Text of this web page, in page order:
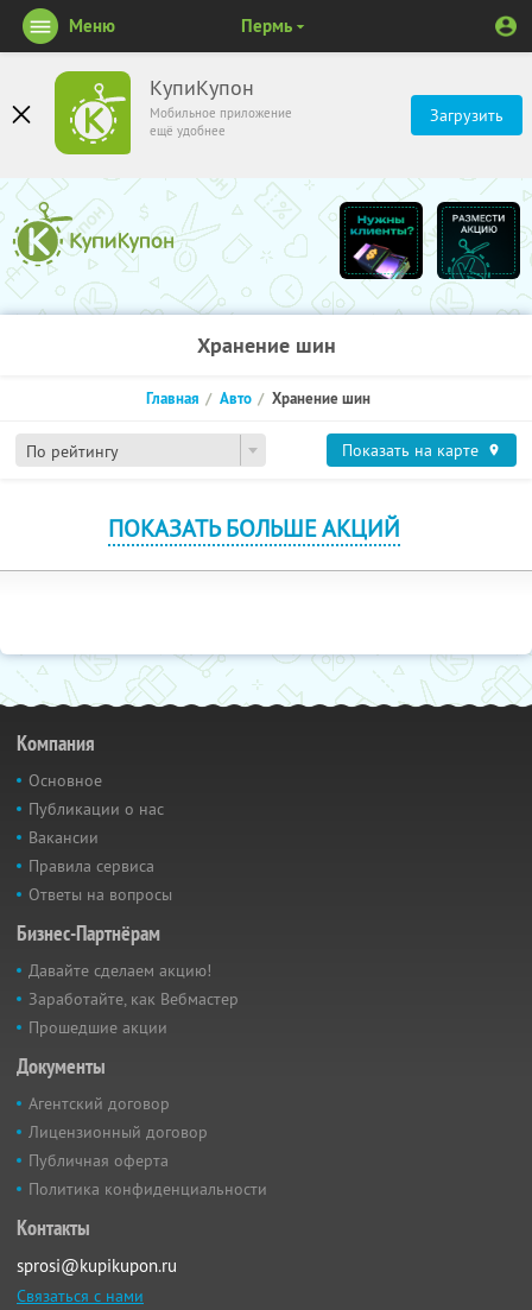
КупиКупон
Мобильное приложение
ещё удобнее
Загрузить
Меню Пермь
Хранение шин
По рейтингу
Главная Авто Хранение шин
Показать на карте
ПОКАЗАТЬ БОЛЬШЕ АКЦИЙ
Компания
Основное
Публикации о нас
Вакансии
Правила сервиса
Ответы на вопросы
Бизнес-Партнёрам
Давайте сделаем акцию!
Заработайте, как Вебмастер
Прошедшие акции
Документы
Агентский договор
Лицензионный договор
Публичная оферта
Политика конфиденциальности
Контакты
sprosi@kupikupon.ru
Связаться с нами